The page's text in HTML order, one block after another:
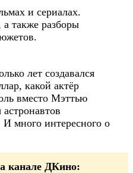
и сериалах.
а также разборы
лет создавался
какой актёр
вместо Мэттью
И много интересного о
канале ДКино: